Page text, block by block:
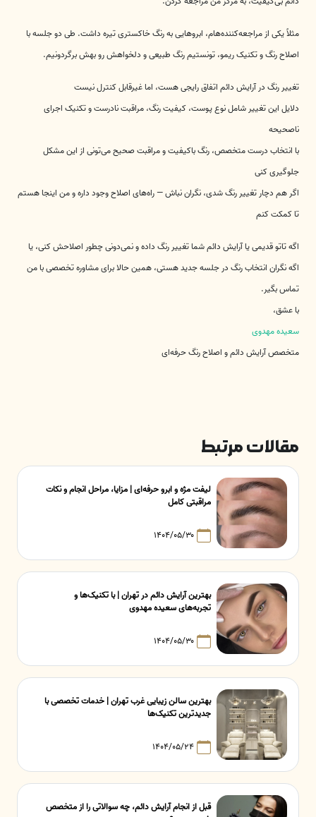
مثلاً یکی از مراجعه‌کننده‌هام، ابروهایی به رنگ خاکستری تیره داشت. طی دو جلسه با
اصلاح رنگ و تکنیک ریمو، تونستیم رنگ طبیعی و دلخواهش رو بهش برگردونیم.
تغییر رنگ در آرایش دائم اتفاق رایجی هست، اما غیرقابل کنترل نیست
دلایل این تغییر شامل نوع پوست، کیفیت رنگ، مراقبت نادرست و تکنیک اجرای
ناصحیحه
با انتخاب درست متخصص، رنگ باکیفیت و مراقبت صحیح می‌تونی از این مشکل
جلوگیری کنی
اگر هم دچار تغییر رنگ شدی، نگران نباش — راه‌های اصلاح وجود داره و من اینجا هستم
تا کمکت کنم
اگه تاتو قدیمی یا آرایش دائم شما تغییر رنگ داده و نمی‌دونی چطور اصلاحش کنی، یا
اگه نگران انتخاب رنگ در جلسه جدید هستی، همین حالا برای مشاوره تخصصی با من
تماس بگیر.
با عشق،
سعیده مهدوی
متخصص آرایش دائم و اصلاح رنگ حرفه‌ای
مقالات مرتبط
لیفت مژه و ابرو حرفه‌ای | مزایا، مراحل انجام و نکات
مراقبتی کامل
۱۴۰۴/۰۵/۳۰
بهترین آرایش دائم در تهران | با تکنیک‌ها و
تجربه‌های سعیده مهدوی
۱۴۰۴/۰۵/۳۰
بهترین سالن زیبایی غرب تهران | خدمات تخصصی با
جدیدترین تکنیک‌ها
۱۴۰۴/۰۵/۲۴
قبل از انجام آرایش دائم، چه سوالاتی را از متخصص